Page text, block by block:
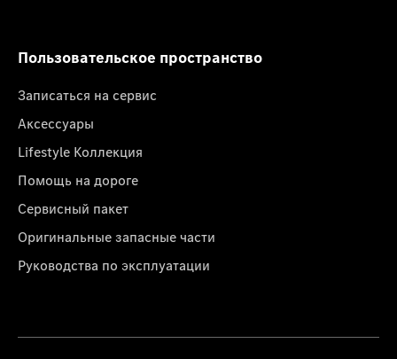
Пользовательское пространство
Записаться на сервис
Аксессуары
Lifestyle Коллекция
Помощь на дороге
Сервисный пакет
Оригинальные запасные части
Руководства по эксплуатации